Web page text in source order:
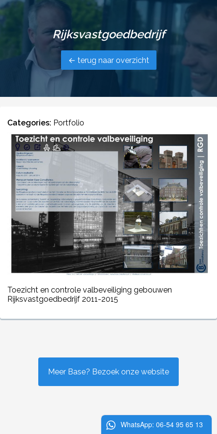
Rijksvastgoedbedrijf
← terug naar overzicht
Categories: Portfolio
Toezicht en controle valbeveiliging gebouwen
Rijksvastgoedbedrijf 2011-2015
Meer Base? Bezoek onze website
WhatsApp: 06-54 95 65 13